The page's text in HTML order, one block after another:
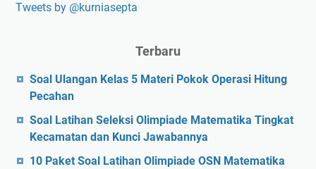
Tweets by @kurniasepta
Terbaru
Soal Ulangan Kelas 5 Materi Pokok Operasi Hitung
Pecahan
Soal Latihan Seleksi Olimpiade Matematika Tingkat
Kecamatan dan Kunci Jawabannya
10 Paket Soal Latihan Olimpiade OSN Matematika